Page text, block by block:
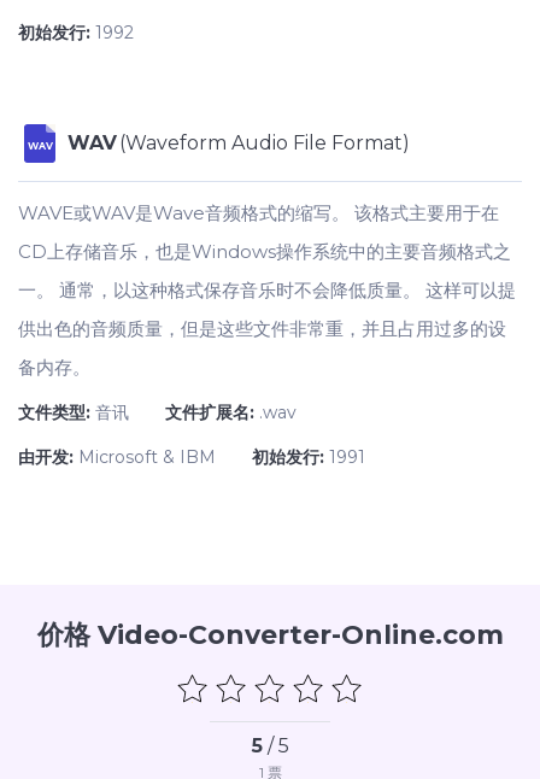
初始发行: 1992
WAV WAV(Waveform Audio File Format)
WAVE或WAV是Wave音频格式的缩写。 该格式主要用于在
CD上存储音乐，也是Windows操作系统中的主要音频格式之
一。 通常，以这种格式保存音乐时不会降低质量。 这样可以提
供出色的音频质量，但是这些文件非常重，并且占用过多的设
备内存。
文件类型: 音讯 文件扩展名: .wav
由开发: Microsoft & IBM 初始发行: 1991
价格 Video-Converter-Online.com
5/ 5
1 票